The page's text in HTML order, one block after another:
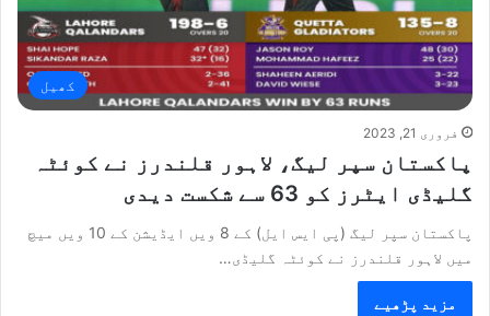
کھیل
فروری 21, 2023
پاکستان سپر لیگ، لاہور قلندرز نے کوئٹہ
گلیڈی ایٹرز کو 63 سے شکست دیدی
پاکستان سپر لیگ (پی ایس ایل) کے 8 ویں ایڈیشن کے 10 ویں میچ
میں لاہور قلندرز نے کوئٹہ گلیڈی…
مزید پڑھیے